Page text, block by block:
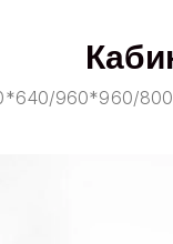
960*960/